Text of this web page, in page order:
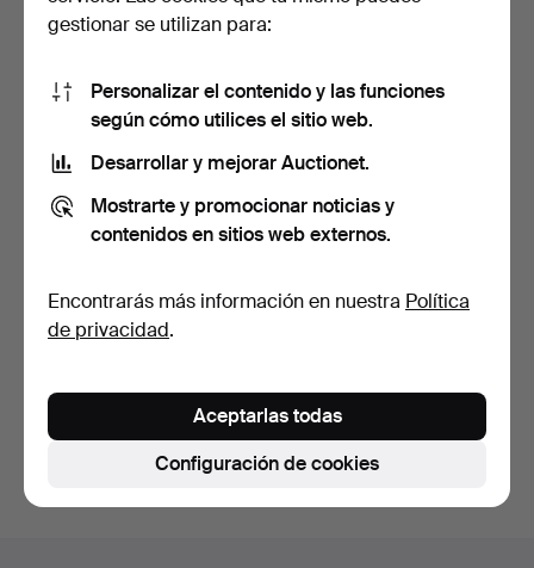
tallado con ta…
azul con decor…
13 días
Suscribir búsqueda
También puedes buscar ennuestro archivo de
subastas concluidas.
gestionar se utilizan para:
Personalizar el contenido y las funciones
según cómo utilices el sitio web.
Desarrollar y mejorar Auctionet.
Mostrarte y promocionar noticias y
contenidos en sitios web externos.
Encontrarás más información en nuestra Política
de privacidad.
Configuración de cookies
Aceptarlas todas